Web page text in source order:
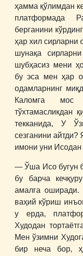
ҳамма қўлимдан
платформада
берганини
ҳар хил сирларни
шунақа
шубҳасиз мени
бу эса мен ҳар
одамларнинг
Каломга мос
тўхтамасликдан
текканида, У
сезганини
имони уни Исодан
― Ўша Исо бугун
бу барча
амалга оширади.
ваҳий кўриш
у ерда,
Худодан
Мен ўзимни
бир неча бор,